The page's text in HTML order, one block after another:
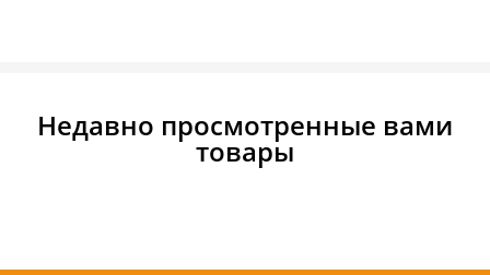
Недавно просмотренные вами
товары